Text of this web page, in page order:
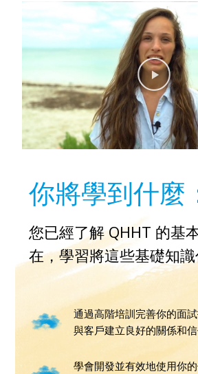
你將學到什麼
您已經了解 QHHT 的基
在，學習將這些基礎知識
通過高階培訓完善你的面
與客戶建立良好的關係和信
學會開發並有效地使用你